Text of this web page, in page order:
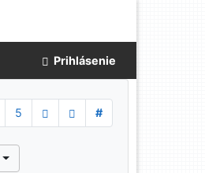
Prihlásenie
5
#